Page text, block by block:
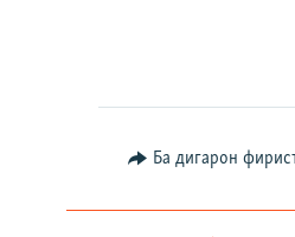
Ба дигарон